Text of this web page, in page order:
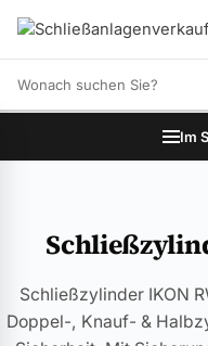
Im
Schließzylinder IKON
Doppel-, Knauf- &